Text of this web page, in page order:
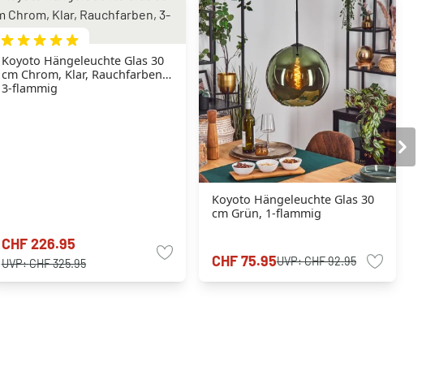
Koyoto Hängeleuchte Glas 30
cm Chrom, Klar, Rauchfarben,
3-flammig
CHF 226.95
UVP:CHF 325.95
Koyoto Hängeleuchte Glas 30
cm Grün, 1-flammig
CHF 75.95UVP:CHF 92.95